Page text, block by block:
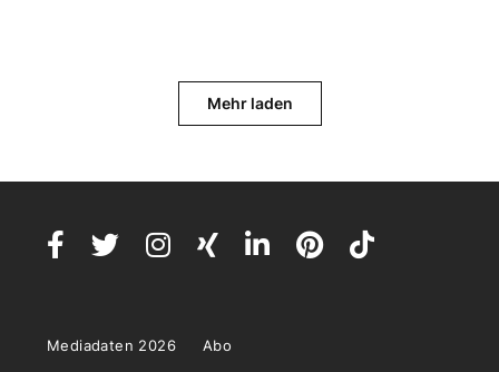
Mehr laden
Mediadaten 2026 Abo